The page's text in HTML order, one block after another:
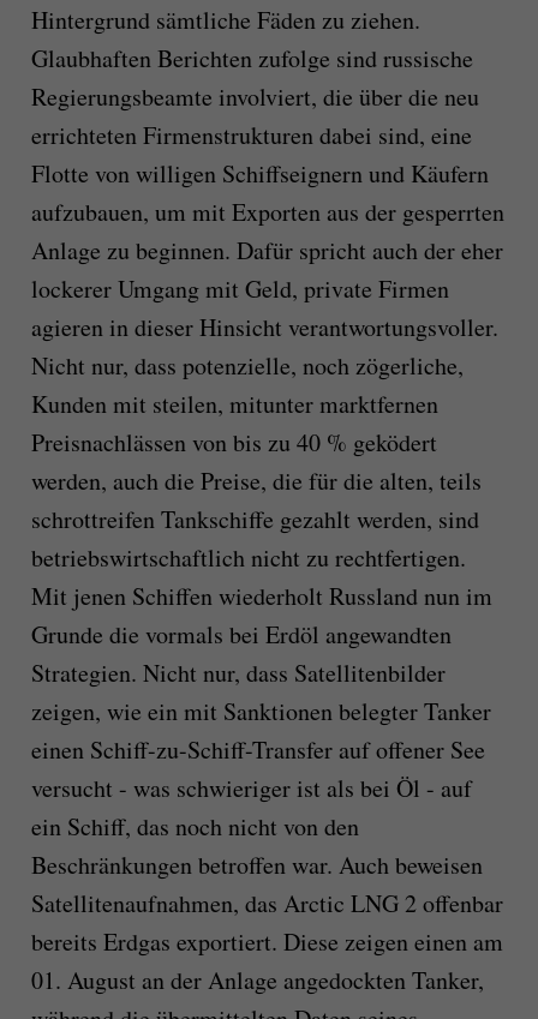
Hintergrund sämtliche Fäden zu ziehen.
Glaubhaften Berichten zufolge sind russische
Regierungsbeamte involviert, die über die neu
errichteten Firmenstrukturen dabei sind, eine
Flotte von willigen Schiffseignern und Käufern
aufzubauen, um mit Exporten aus der gesperrten
Anlage zu beginnen. Dafür spricht auch der eher
lockerer Umgang mit Geld, private Firmen
agieren in dieser Hinsicht verantwortungsvoller.
Nicht nur, dass potenzielle, noch zögerliche,
Kunden mit steilen, mitunter marktfernen
Preisnachlässen von bis zu 40 % geködert
werden, auch die Preise, die für die alten, teils
schrottreifen Tankschiffe gezahlt werden, sind
betriebswirtschaftlich nicht zu rechtfertigen.
Mit jenen Schiffen wiederholt Russland nun im
Grunde die vormals bei Erdöl angewandten
Strategien. Nicht nur, dass Satellitenbilder
zeigen, wie ein mit Sanktionen belegter Tanker
einen Schiff-zu-Schiff-Transfer auf offener See
versucht - was schwieriger ist als bei Öl - auf
ein Schiff, das noch nicht von den
Beschränkungen betroffen war. Auch beweisen
Satellitenaufnahmen, das Arctic LNG 2 offenbar
bereits Erdgas exportiert. Diese zeigen einen am
01. August an der Anlage angedockten Tanker,